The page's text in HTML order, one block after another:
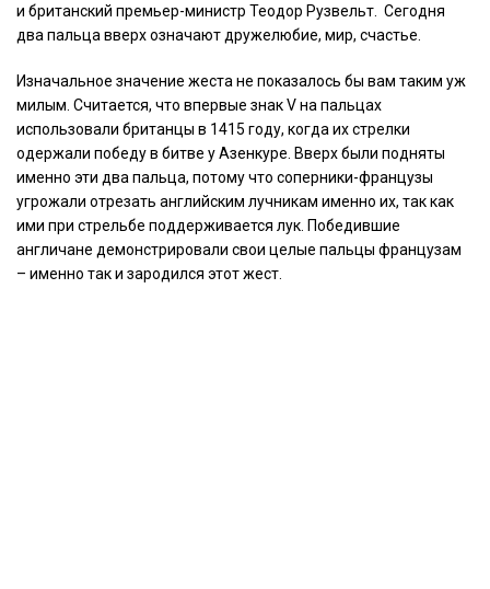
и британский премьер-министр Теодор Рузвельт. Сегодня
два пальца вверх означают дружелюбие, мир, счастье.
Изначальное значение жеста не показалось бы вам таким уж
милым. Считается, что впервые знак V на пальцах
использовали британцы в 1415 году, когда их стрелки
одержали победу в битве у Азенкуре. Вверх были подняты
именно эти два пальца, потому что соперники-французы
угрожали отрезать английским лучникам именно их, так как
ими при стрельбе поддерживается лук. Победившие
англичане демонстрировали свои целые пальцы французам
– именно так и зародился этот жест.